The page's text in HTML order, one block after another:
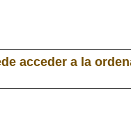
acceder a la